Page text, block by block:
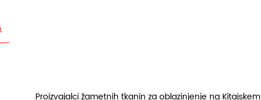
Proizvajalci žametnih tkanin za oblazinjenje na Kitajskem